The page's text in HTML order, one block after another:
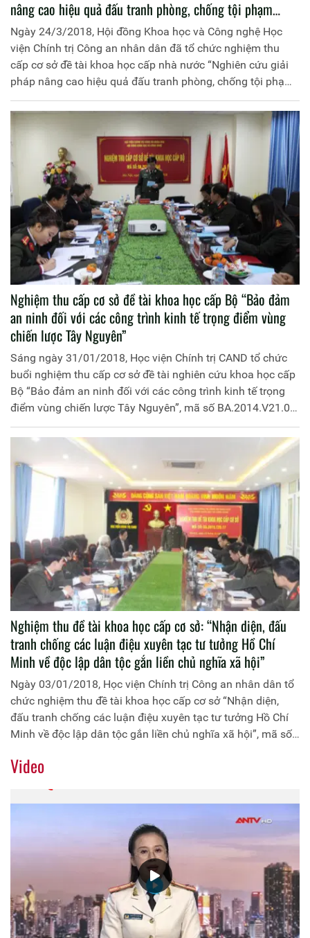
nâng cao hiệu quả đấu tranh phòng, chống tội phạm
xuyên quốc gia ở vùng Tây Bắc”
Ngày 24/3/2018, Hội đồng Khoa học và Công nghệ Học
viện Chính trị Công an nhân dân đã tổ chức nghiệm thu
cấp cơ sở đề tài khoa học cấp nhà nước “Nghiên cứu giải
pháp nâng cao hiệu quả đấu tranh phòng, chống tội phạm
xuyên quốc gia ở vùng Tây Bắc”, mã số KHCN-TB.16X/13-
18 do Học viện Chính trị Công an nhân dân chủ trì và đồng
chí Thiếu tướng, GS.TS Trương Giang Long, nguyên Giám
đốc Học viện làm Chủ nhiệm.
Nghiệm thu cấp cơ sở đề tài khoa học cấp Bộ “Bảo đảm
an ninh đối với các công trình kinh tế trọng điểm vùng
chiến lược Tây Nguyên”
Sáng ngày 31/01/2018, Học viện Chính trị CAND tổ chức
buổi nghiệm thu cấp cơ sở đề tài nghiên cứu khoa học cấp
Bộ “Bảo đảm an ninh đối với các công trình kinh tế trọng
điểm vùng chiến lược Tây Nguyên”, mã số BA.2014.V21.04;
do Khoa Đào tạo lý luận chính trị và bồi dưỡng nâng cao
chủ trì và đồng chí Trung tá Trần Thị Kim Oanh, Phó
Trưởng khoa làm Chủ nhiệm.
Nghiệm thu đề tài khoa học cấp cơ sở: “Nhận diện, đấu
tranh chống các luận điệu xuyên tạc tư tưởng Hồ Chí
Minh về độc lập dân tộc gắn liền chủ nghĩa xã hội”
Ngày 03/01/2018, Học viện Chính trị Công an nhân dân tổ
chức nghiệm thu đề tài khoa học cấp cơ sở “Nhận diện,
đấu tranh chống các luận điệu xuyên tạc tư tưởng Hồ Chí
Minh về độc lập dân tộc gắn liền chủ nghĩa xã hội”, mã số:
Minh chủ trì và đồng chí Trung tá, TS Lê Đình Hùng, Trưởng
Hội đồng nghiệm thu do đồng chí Thiếu tướng, PGS.TS
Video